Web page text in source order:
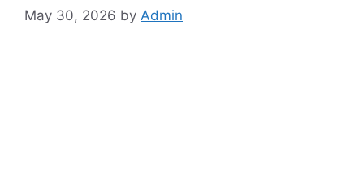
May 30, 2026 by Admin